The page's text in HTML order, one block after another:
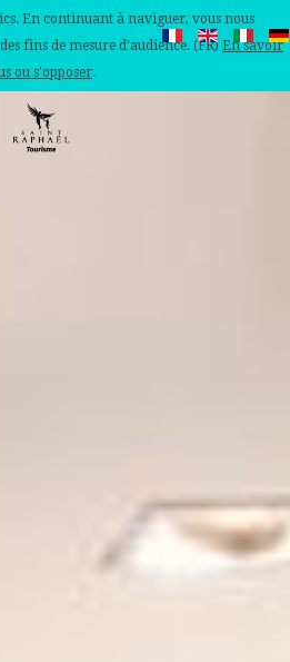
En continuant à naviguer, vous nous
fins de mesure d'audience. (FR) En savoir
ou s'opposer.